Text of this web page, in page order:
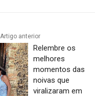
Artigo anterior
Relembre os
melhores
momentos das
noivas que
viralizaram em